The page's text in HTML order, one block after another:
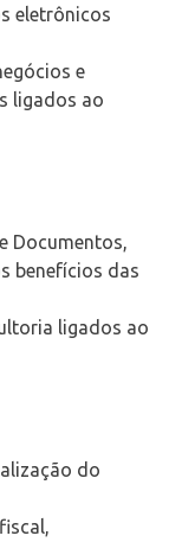
eletrônicos
e
ligados ao
Documentos,
benefícios das
ligados ao
do